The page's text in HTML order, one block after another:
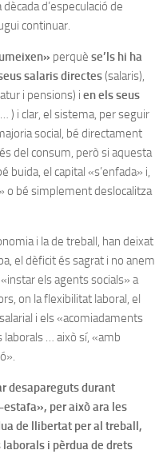
d’especulació de
continuar.
perquè se’ls hi ha
salaris directes(salaris),
i pensions) i en els seus
) i clar, el sistema, per seguir
social, bé directament
del consum, però si aquesta
buida, el capital «s’enfada» i,
o bé simplement deslocalitza
i la de treball, han deixat
el dèficit és sagrat i no anem
els agents socials» a
on la flexibilitat laboral, el
i els «acomiadaments
… això sí, «amb
desapareguts durant
per això ara les
de llibertat per al treball,
i pèrdua de drets